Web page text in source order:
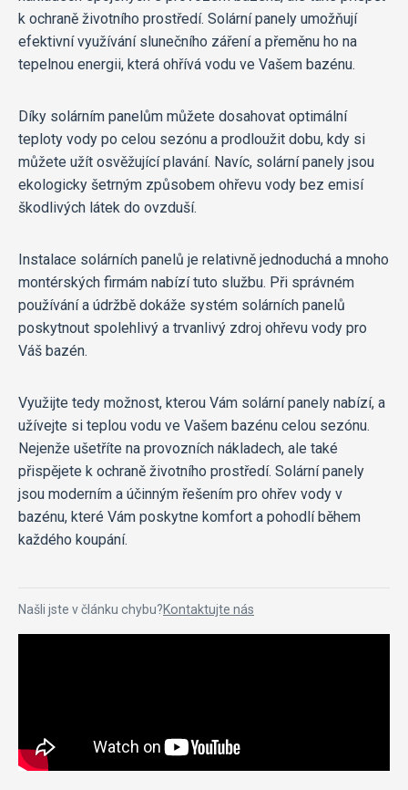
k ochraně životního prostředí. Solární panely umožňují
efektivní využívání slunečního záření a přeměnu ho na
tepelnou energii, která ohřívá vodu ve Vašem bazénu.
Díky solárním panelům můžete dosahovat optimální
teploty vody po celou sezónu a prodloužit dobu, kdy si
můžete užít osvěžující plavání. Navíc, solární panely jsou
ekologicky šetrným způsobem ohřevu vody bez emisí
škodlivých látek do ovzduší.
Instalace solárních panelů je relativně jednoduchá a mnoho
montérských firmám nabízí tuto službu. Při správném
používání a údržbě dokáže systém solárních panelů
poskytnout spolehlivý a trvanlivý zdroj ohřevu vody pro
Váš bazén.
Využijte tedy možnost, kterou Vám solární panely nabízí, a
užívejte si teplou vodu ve Vašem bazénu celou sezónu.
Nejenže ušetříte na provozních nákladech, ale také
přispějete k ochraně životního prostředí. Solární panely
jsou moderním a účinným řešením pro ohřev vody v
bazénu, které Vám poskytne komfort a pohodlí během
každého koupání.
Našli jste v článku chybu?Kontaktujte nás